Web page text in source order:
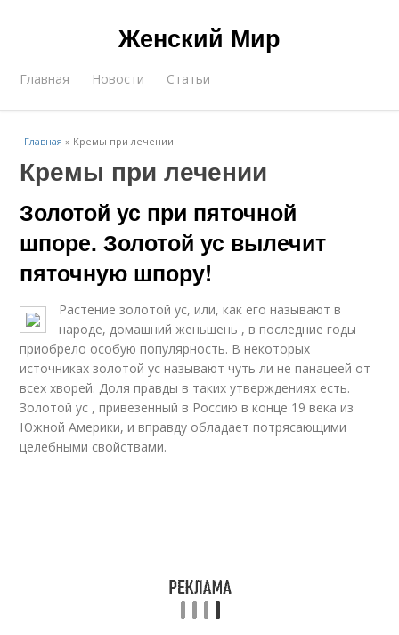
Женский Мир
Главная Новости Статьи
Главная » Кремы при лечении
Кремы при лечении
Золотой ус при пяточной
шпоре. Золотой ус вылечит
пяточную шпору!
Растение золотой ус, или, как его называют в
народе, домашний женьшень , в последние годы
приобрело особую популярность. В некоторых
источниках золотой ус называют чуть ли не панацеей от
всех хворей. Доля правды в таких утверждениях есть.
Золотой ус , привезенный в Россию в конце 19 века из
Южной Америки, и вправду обладает потрясающими
целебными свойствами.